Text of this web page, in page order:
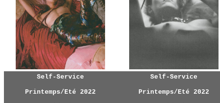
Self-Service
Printemps/Eté 2022
Self-Service
Printemps/Eté 2022